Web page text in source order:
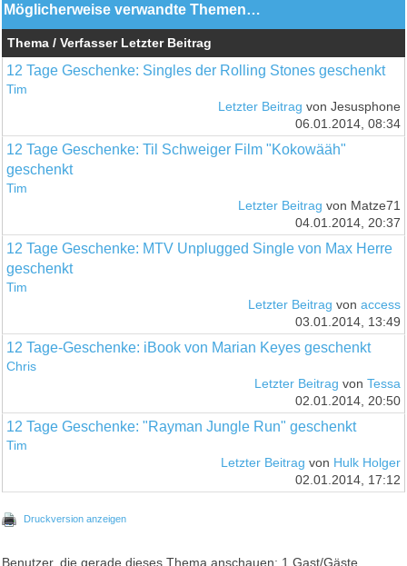
Möglicherweise verwandte Themen…
Thema / Verfasser Letzter Beitrag
12 Tage Geschenke: Singles der Rolling Stones geschenkt
Tim
Letzter Beitrag von Jesusphone
06.01.2014, 08:34
12 Tage Geschenke: Til Schweiger Film "Kokowääh"
geschenkt
Tim
Letzter Beitrag von Matze71
04.01.2014, 20:37
12 Tage Geschenke: MTV Unplugged Single von Max Herre
geschenkt
Tim
Letzter Beitrag von access
03.01.2014, 13:49
12 Tage-Geschenke: iBook von Marian Keyes geschenkt
Chris
Letzter Beitrag von Tessa
02.01.2014, 20:50
12 Tage Geschenke: "Rayman Jungle Run" geschenkt
Tim
Letzter Beitrag von Hulk Holger
02.01.2014, 17:12
Druckversion anzeigen
Benutzer, die gerade dieses Thema anschauen: 1 Gast/Gäste